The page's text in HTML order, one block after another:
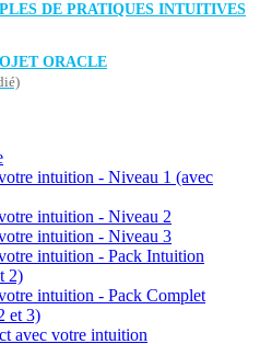
DE PRATIQUES INTUITIVES
ORACLE
intuition - Niveau 1 (avec
intuition - Niveau 2
intuition - Niveau 3
intuition - Pack Intuition
2)
intuition - Pack Complet
et 3)
avec votre intuition